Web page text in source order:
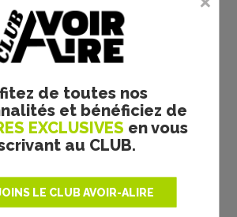
de toutes nos
et bénéficiez de
EXCLUSIVES en vous
au CLUB.
LE CLUB AVOIR-ALIRE
Plus de films